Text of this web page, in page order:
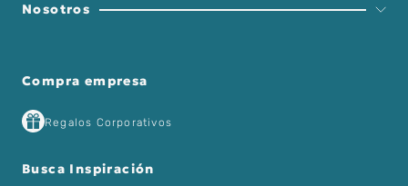
Nosotros
Compra empresa
Regalos Corporativos
Busca Inspiración